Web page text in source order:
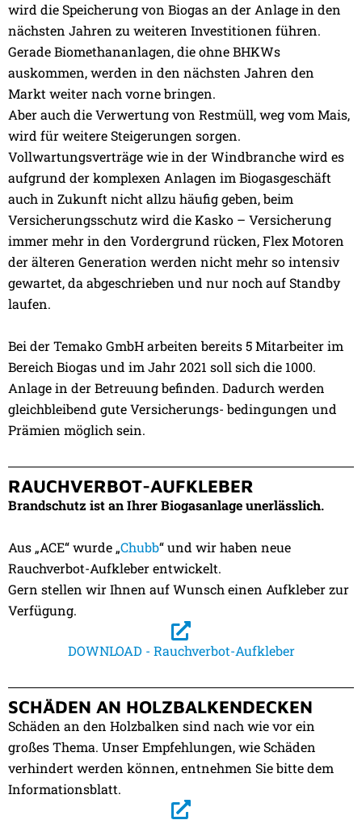
wird die Speicherung von Biogas an der Anlage in den
nächsten Jahren zu weiteren Investitionen führen.
Gerade Biomethananlagen, die ohne BHKWs
auskommen, werden in den nächsten Jahren den
Markt weiter nach vorne bringen.
Aber auch die Verwertung von Restmüll, weg vom Mais,
wird für weitere Steigerungen sorgen.
Vollwartungsverträge wie in der Windbranche wird es
aufgrund der komplexen Anlagen im Biogasgeschäft
auch in Zukunft nicht allzu häufig geben, beim
Versicherungsschutz wird die Kasko – Versicherung
immer mehr in den Vordergrund rücken, Flex Motoren
der älteren Generation werden nicht mehr so intensiv
gewartet, da abgeschrieben und nur noch auf Standby
laufen.
Bei der Temako GmbH arbeiten bereits 5 Mitarbeiter im
Bereich Biogas und im Jahr 2021 soll sich die 1000.
Anlage in der Betreuung befinden. Dadurch werden
gleichbleibend gute Versicherungs- bedingungen und
Prämien möglich sein.
RAUCHVERBOT-AUFKLEBER
Brandschutz ist an Ihrer Biogasanlage unerlässlich.
Aus „ACE“ wurde „Chubb“ und wir haben neue
Rauchverbot-Aufkleber entwickelt.
Gern stellen wir Ihnen auf Wunsch einen Aufkleber zur
Verfügung.
DOWNLOAD - Rauchverbot-Aufkleber
SCHÄDEN AN HOLZBALKENDECKEN
Schäden an den Holzbalken sind nach wie vor ein
großes Thema. Unser Empfehlungen, wie Schäden
verhindert werden können, entnehmen Sie bitte dem
Informationsblatt.